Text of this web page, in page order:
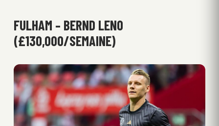
FULHAM – BERND LENO
(£130,000/SEMAINE)